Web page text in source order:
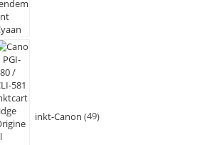
inkt-Canon 49